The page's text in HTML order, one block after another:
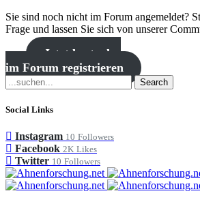
Sie sind noch nicht im Forum angemeldet?
Frage und lassen Sie sich von unserer
Jetzt kostenlos
im Forum registrieren
Search
Social Links
Instagram 10 Followers
Facebook 2K Likes
Twitter 10 Followers